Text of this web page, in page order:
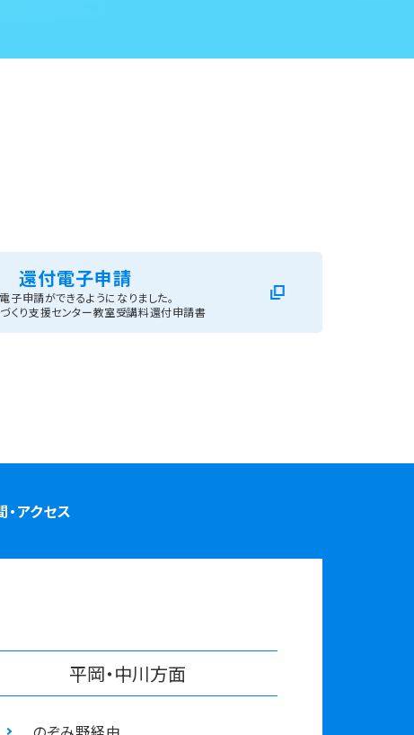
還付電子申請
子申請ができるようになりました。
くり支援センター教室受講料還付申請書
アクセス
平岡・中川⽅⾯